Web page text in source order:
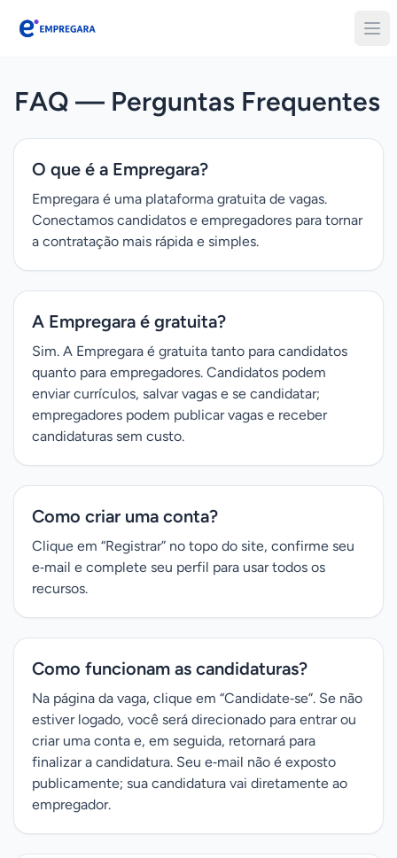
Empregara
FAQ — Perguntas Frequentes
O que é a Empregara?
Empregara é uma plataforma gratuita de vagas.
Conectamos candidatos e empregadores para tornar
a contratação mais rápida e simples.
A Empregara é gratuita?
Sim. A Empregara é gratuita tanto para candidatos
quanto para empregadores. Candidatos podem
enviar currículos, salvar vagas e se candidatar;
empregadores podem publicar vagas e receber
candidaturas sem custo.
Como criar uma conta?
Clique em “Registrar” no topo do site, confirme seu
e‑mail e complete seu perfil para usar todos os
recursos.
Como funcionam as candidaturas?
Na página da vaga, clique em “Candidate‑se”. Se não
estiver logado, você será direcionado para entrar ou
criar uma conta e, em seguida, retornará para
finalizar a candidatura. Seu e‑mail não é exposto
publicamente; sua candidatura vai diretamente ao
empregador.